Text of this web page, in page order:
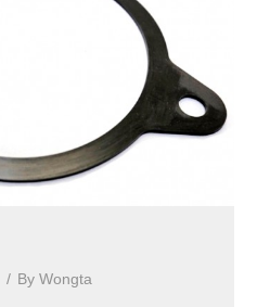
By Wongta